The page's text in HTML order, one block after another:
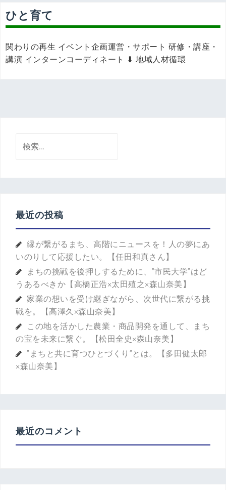
ひと育て
関わりの再生 イベント企画運営・サポート 研修・講座・
講演 インターンコーディネート ⬇ 地域人材循環
索:
最近の投稿
縁が繋がるまち、高階にニュースを！人の夢にあ
いのりして応援したい。【任田和真さん】
まちの挑戦を後押しするために、”市民大学”はど
うあるべきか【高橋正浩×太田殖之×森山奈美】
家業の想いを受け継ぎながら、次世代に繋がる挑
戦を。【高澤久×森山奈美】
この地を活かした農業・商品開発を通して、まち
の宝を未来に繋ぐ。【松田全史×森山奈美】
”まちと共に育つひとづくり”とは。【多田健太郎
×森山奈美】
最近のコメント